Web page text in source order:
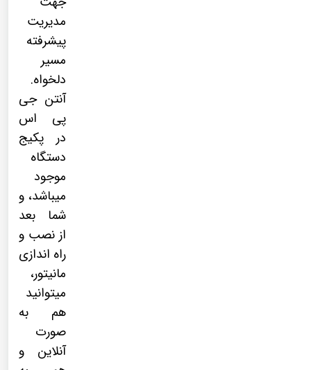
مدیریت
پیشرفته
مسیر
دلخواه.
آنتن جی
پی اس
در پکیج
دستگاه
موجود
میباشد، و
شما بعد
از نصب و
راه اندازی
مانیتور،
میتوانید
هم به
صورت
آنلاین و